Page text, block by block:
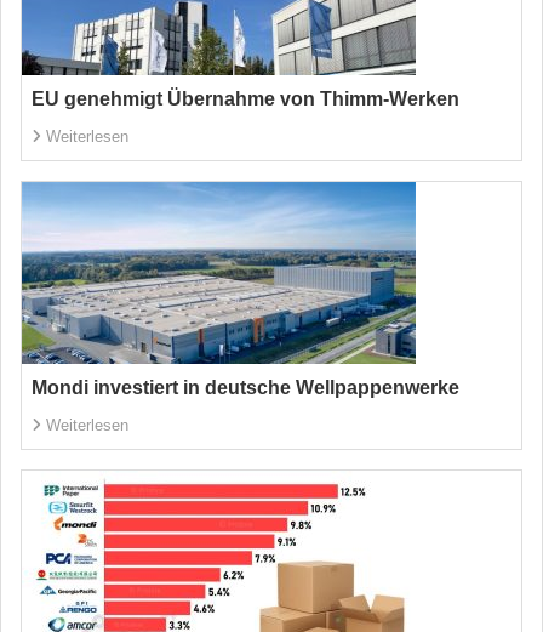
EU genehmigt Übernahme von Thimm-Werken
Weiterlesen
Mondi investiert in deutsche Wellpappenwerke
Weiterlesen